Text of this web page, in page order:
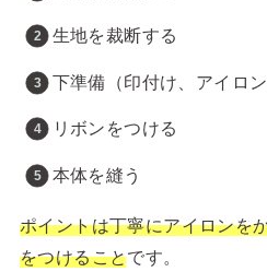
生地を裁断する
下準備（印付け、アイロン
リボンをつける
本体を縫う
ポイントは丁寧にアイロンを
をつけることです。